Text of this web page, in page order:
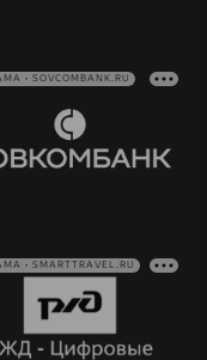
• SOVCOMBANK.RU
• SMARTTRAVEL.RU